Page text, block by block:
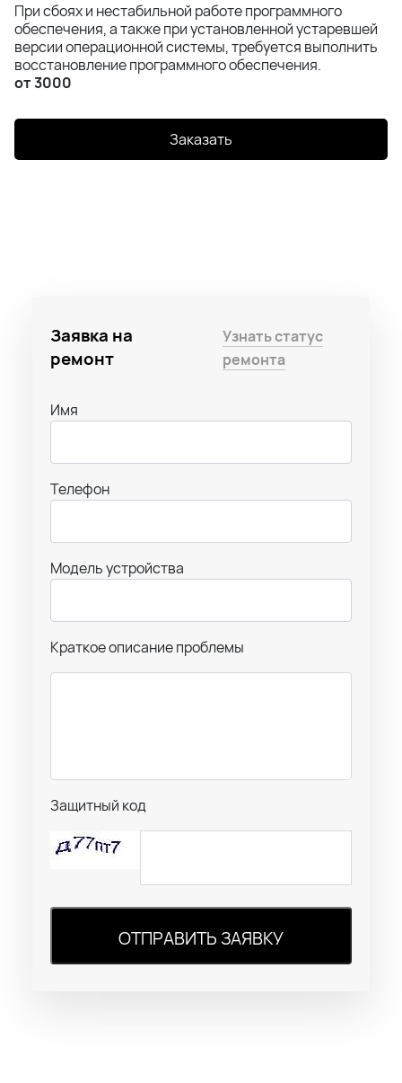
При сбоях и нестабильной работе программного
обеспечения, а также при установленной устаревшей
версии операционной системы, требуется выполнить
восстановление программного обеспечения.
от 3000
Заказать
Заявка на
ремонт
Узнать статус
ремонта
Имя
Телефон
Модель устройства
Краткое описание проблемы
Защитный код
ОТПРАВИТЬ ЗАЯВКУ